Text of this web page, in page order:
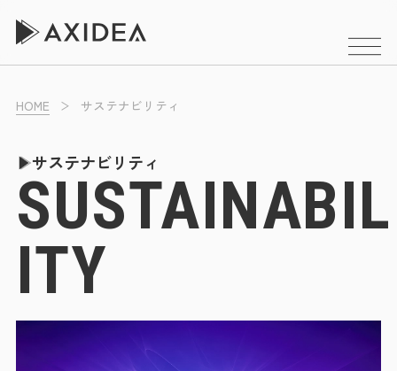
社長あいさつ
会社概要
ボードメンバー紹介
不動産流通DX事業
HOME サステナビリティ
サステナビリティ
SUSTAINABIL
ITY